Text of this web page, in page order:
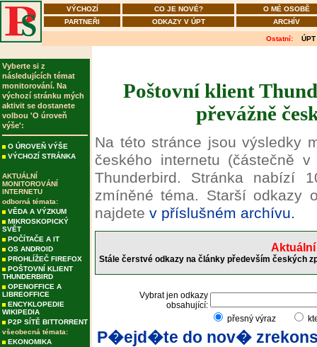
VÝCHOZÍ CO JE NOVÉ?
O MÉ OSOBĚ
PARTNEŘI
ODKAZY V ÚPT ARCHÍV
Ostatní: ÚPT
Vyberte si z
následujících témat
monitorování. Na
výchozí stránku mých
aktivit se dostanete
volbou 'O úroveň
výše':
O ÚROVEŇ VÝŠE
VÝCHOZÍ STRÁNKA
AKTUÁLNÍ
MONITOROVÁNÍ
INTERNETU
odborná témata:
VĚDA A VÝZKUM
MIKROSKOPICKÝ
SVĚT
POČÍTAČE A IT
OS ANDROID
PROHLÍŽEČ FIREFOX
POŠTOVNÍ KLIENT
THUNDERBIRD
OPENOFFICE A
LIBREOFFICE
ENCYKLOPEDIE
WIKIPEDIA
P2P SÍTĚ BITTORRENT
všeobecná témata:
EKONOMIKA
Poštovní klient
převážně
Na této stránce jsou výsledky
českého internetu (částečně
Thunderbird. Stránka nabízí
zmíněné téma. Starší odkazy
najdete v příslušném archívu.
Stále čerstvé odkazy na články především českých
Vybrat jen odkazy
obsahující:
přesný výraz
P�ejd�te do nov�